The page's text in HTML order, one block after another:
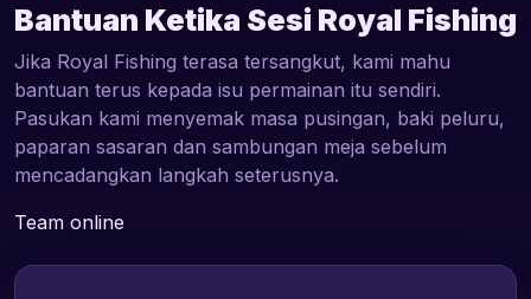
Bantuan Ketika Sesi Royal Fishing
Jika Royal Fishing terasa tersangkut, kami mahu
bantuan terus kepada isu permainan itu sendiri.
Pasukan kami menyemak masa pusingan, baki peluru,
paparan sasaran dan sambungan meja sebelum
mencadangkan langkah seterusnya.
Team online